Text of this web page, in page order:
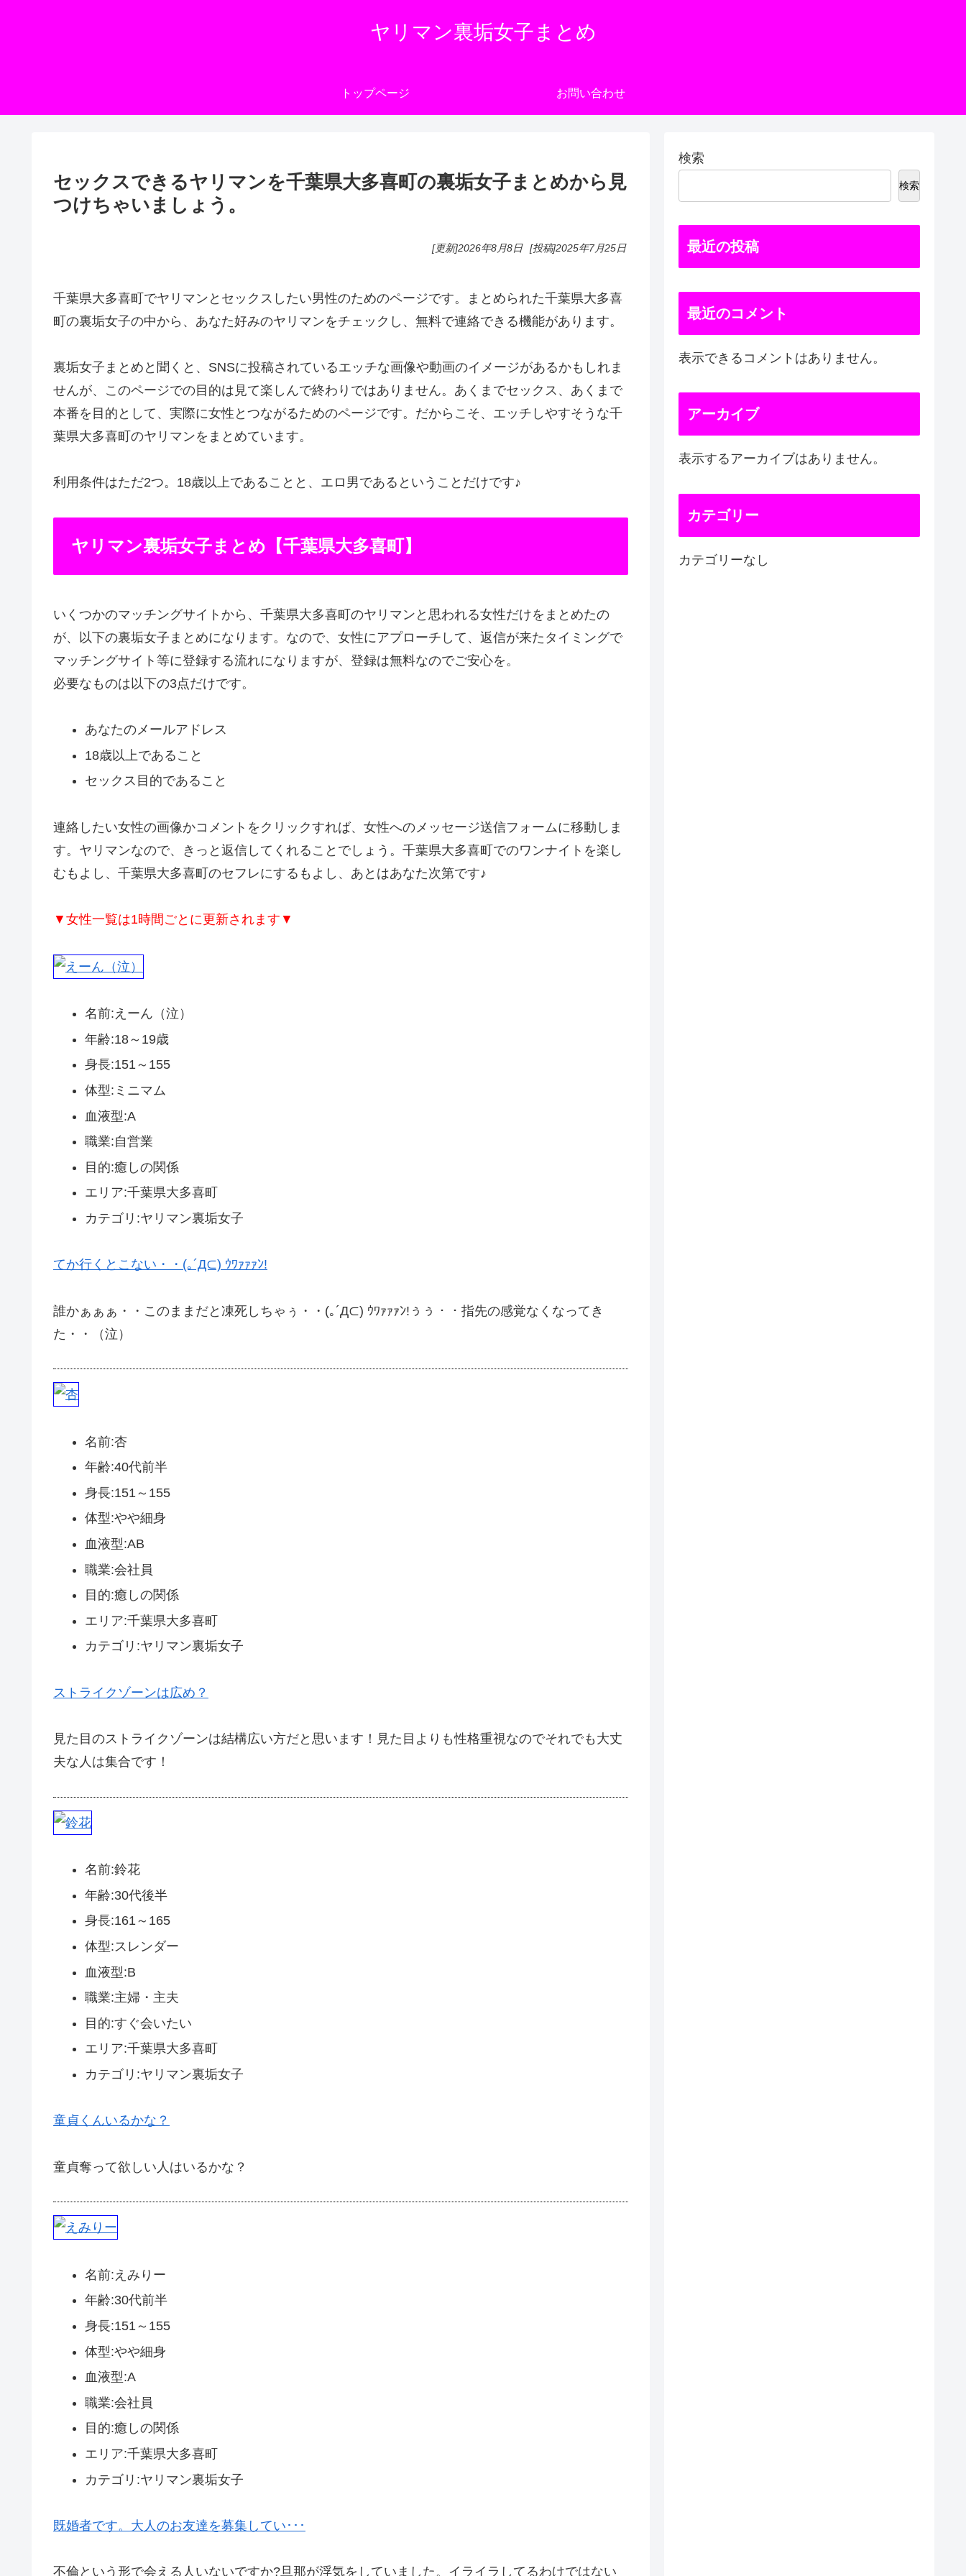
ヤリマン裏垢女子まとめ
トップページ お問い合わせ
セックスできるヤリマンを千葉県大多喜町の裏垢女子まとめから見
つけちゃいましょう。
[更新]2026年8月8日 [投稿]2025年7月25日
千葉県大多喜町でヤリマンとセックスしたい男性のためのページです。まとめられた千葉県大多喜
町の裏垢女子の中から、あなた好みのヤリマンをチェックし、無料で連絡できる機能があります。
裏垢女子まとめと聞くと、SNSに投稿されているエッチな画像や動画のイメージがあるかもしれま
せんが、このページでの目的は見て楽しんで終わりではありません。あくまでセックス、あくまで
本番を目的として、実際に女性とつながるためのページです。だからこそ、エッチしやすそうな千
葉県大多喜町のヤリマンをまとめています。
利用条件はただ2つ。18歳以上であることと、エロ男であるということだけです♪
ヤリマン裏垢女子まとめ【千葉県大多喜町】
いくつかのマッチングサイトから、千葉県大多喜町のヤリマンと思われる女性だけをまとめたの
が、以下の裏垢女子まとめになります。なので、女性にアプローチして、返信が来たタイミングで
マッチングサイト等に登録する流れになりますが、登録は無料なのでご安心を。
必要なものは以下の3点だけです。
あなたのメールアドレス
18歳以上であること
セックス目的であること
連絡したい女性の画像かコメントをクリックすれば、女性へのメッセージ送信フォームに移動しま
す。ヤリマンなので、きっと返信してくれることでしょう。千葉県大多喜町でのワンナイトを楽し
むもよし、千葉県大多喜町のセフレにするもよし、あとはあなた次第です♪
▼女性一覧は1時間ごとに更新されます▼
名前:えーん（泣）
年齢:18～19歳
身長:151～155
体型:ミニマム
血液型:A
職業:自営業
目的:癒しの関係
エリア:千葉県大多喜町
カテゴリ:ヤリマン裏垢女子
てか行くとこない・・(｡´Д⊂) ｳﾜｧｧｧﾝ!
誰かぁぁぁ・・このままだと凍死しちゃぅ・・(｡´Д⊂) ｳﾜｧｧｧﾝ!ぅぅ・・指先の感覚なくなってき
た・・（泣）
名前:杏
年齢:40代前半
身長:151～155
体型:やや細身
血液型:AB
職業:会社員
目的:癒しの関係
エリア:千葉県大多喜町
カテゴリ:ヤリマン裏垢女子
ストライクゾーンは広め？
見た目のストライクゾーンは結構広い方だと思います！見た目よりも性格重視なのでそれでも大丈
夫な人は集合です！
名前:鈴花
年齢:30代後半
身長:161～165
体型:スレンダー
血液型:B
職業:主婦・主夫
目的:すぐ会いたい
エリア:千葉県大多喜町
カテゴリ:ヤリマン裏垢女子
童貞くんいるかな？
童貞奪って欲しい人はいるかな？
名前:えみりー
年齢:30代前半
身長:151～155
体型:やや細身
血液型:A
職業:会社員
目的:癒しの関係
エリア:千葉県大多喜町
カテゴリ:ヤリマン裏垢女子
既婚者です。大人のお友達を募集してい･･･
不倫という形で会える人いないですか?旦那が浮気をしていました。イライラしてるわけではない
検索
検索
最近の投稿
最近のコメント
表示できるコメントはありません。
アーカイブ
表示するアーカイブはありません。
カテゴリー
カテゴリーなし